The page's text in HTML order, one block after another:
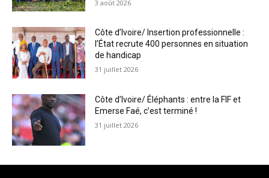
3 août 2026
Côte d’Ivoire/ Insertion professionnelle :
l’État recrute 400 personnes en situation
de handicap
31 juillet 2026
Côte d’Ivoire/ Éléphants : entre la FIF et
Emerse Faé, c’est terminé !
31 juillet 2026